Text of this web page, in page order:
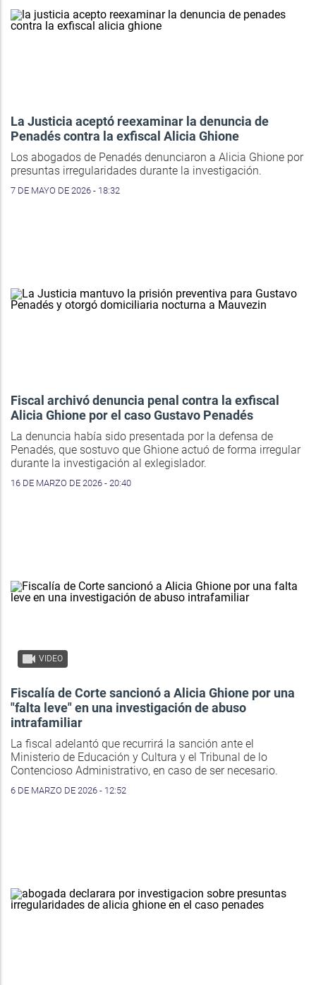
La Justicia aceptó reexaminar la denuncia de
Penadés contra la exfiscal Alicia Ghione
Los abogados de Penadés denunciaron a Alicia Ghione por
presuntas irregularidades durante la investigación.
7 DE MAYO DE 2026 - 18:32
Fiscal archivó denuncia penal contra la exfiscal
Alicia Ghione por el caso Gustavo Penadés
La denuncia había sido presentada por la defensa de
Penadés, que sostuvo que Ghione actuó de forma irregular
durante la investigación al exlegislador.
16 DE MARZO DE 2026 - 20:40
VIDEO
Fiscalía de Corte sancionó a Alicia Ghione por una
"falta leve" en una investigación de abuso
intrafamiliar
La fiscal adelantó que recurrirá la sanción ante el
Ministerio de Educación y Cultura y el Tribunal de lo
Contencioso Administrativo, en caso de ser necesario.
6 DE MARZO DE 2026 - 12:52